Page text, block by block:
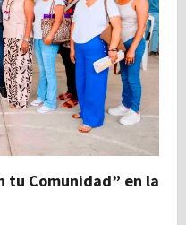
tu Comunidad” en la